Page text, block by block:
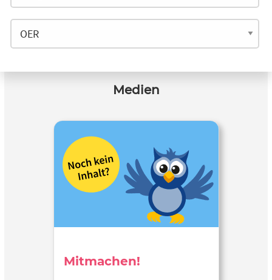
Medien
Mitmachen!